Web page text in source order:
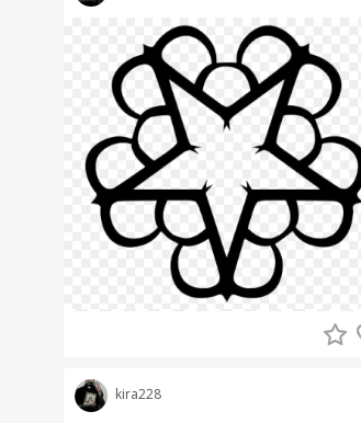
kira228